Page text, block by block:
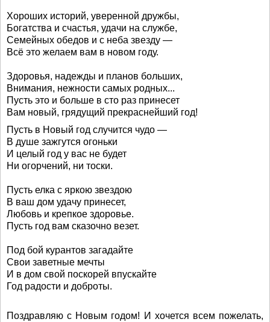
Хороших историй, уверенной дружбы,
Богатства и счастья, удачи на службе,
Семейных обедов и с неба звезду —
Всё это желаем вам в новом году.
Здоровья, надежды и планов больших,
Внимания, нежности самых родных...
Пусть это и больше в сто раз принесет
Вам новый, грядущий прекраснейший год!
Пусть в Новый год случится чудо —
В душе зажгутся огоньки
И целый год у вас не будет
Ни огорчений, ни тоски.
Пусть елка с яркою звездою
В ваш дом удачу принесет,
Любовь и крепкое здоровье.
Пусть год вам сказочно везет.
Под бой курантов загадайте
Свои заветные мечты
И в дом свой поскорей впускайте
Год радости и доброты.
Поздравляю с Новым годом! И хочется всем пожелать,